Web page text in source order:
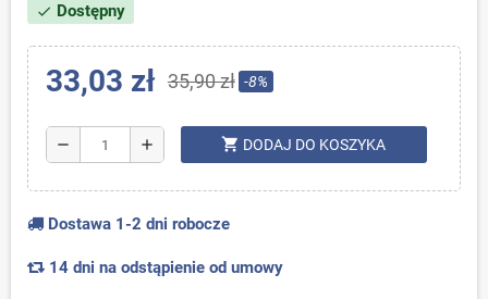
check Dostępny
33,03 zł 35,90 zł -8%
remove add shopping_cart DODAJ DO KOSZYKA
Dostawa 1-2 dni robocze
14 dni na odstąpienie od umowy